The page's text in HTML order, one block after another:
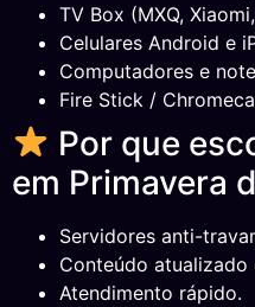
TV Box (MXQ,
Celulares Android e
Computadores e
Fire Stick /
Por que
em Primavera
Servidores anti-
Conteúdo atualizado
Atendimento rápido.